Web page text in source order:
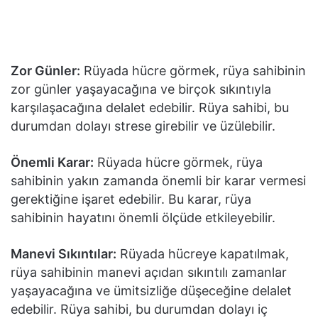
Zor Günler: Rüyada hücre görmek, rüya sahibinin
zor günler yaşayacağına ve birçok sıkıntıyla
karşılaşacağına delalet edebilir. Rüya sahibi, bu
durumdan dolayı strese girebilir ve üzülebilir.
Önemli Karar: Rüyada hücre görmek, rüya
sahibinin yakın zamanda önemli bir karar vermesi
gerektiğine işaret edebilir. Bu karar, rüya
sahibinin hayatını önemli ölçüde etkileyebilir.
Manevi Sıkıntılar: Rüyada hücreye kapatılmak,
rüya sahibinin manevi açıdan sıkıntılı zamanlar
yaşayacağına ve ümitsizliğe düşeceğine delalet
edebilir. Rüya sahibi, bu durumdan dolayı iç